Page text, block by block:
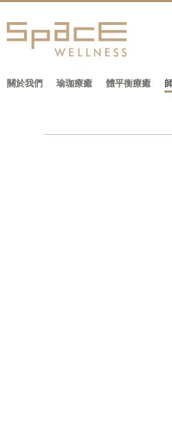
關於我們 瑜珈療癒 體平衡療癒